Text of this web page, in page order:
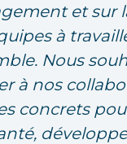
et sur
à
Nous
à nos
concrets